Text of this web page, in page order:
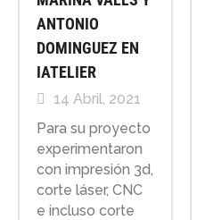
ANTONIO
DOMINGUEZ EN
IATELIER
14 Abril, 2021
Para su proyecto
experimentaron
con impresión 3d,
corte láser, CNC
e incluso corte